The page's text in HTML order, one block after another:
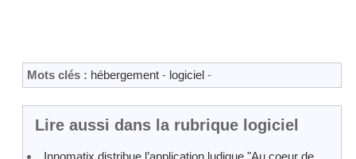
Mots clés : hébergement - logiciel -
Lire aussi dans la rubrique logiciel